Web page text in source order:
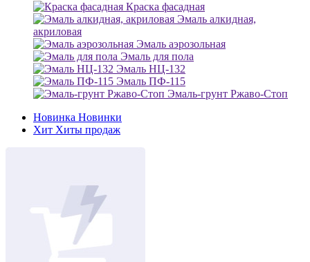
Краска фасадная
Эмаль алкидная,
акриловая
Эмаль аэрозольная
Эмаль для пола
Эмаль НЦ-132
Эмаль ПФ-115
Эмаль-грунт Ржаво-Стоп
Новинка Новинки
Хит Хиты продаж